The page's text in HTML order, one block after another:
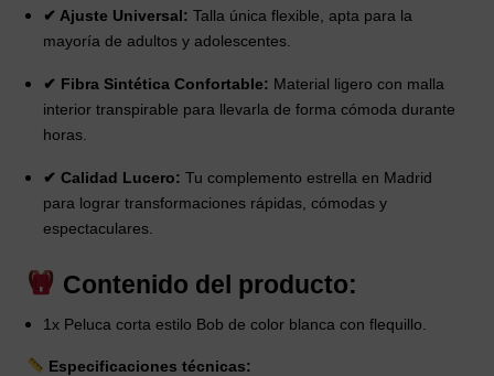
✔ Ajuste Universal: Talla única flexible, apta para la
mayoría de adultos y adolescentes.
✔ Fibra Sintética Confortable: Material ligero con malla
interior transpirable para llevarla de forma cómoda durante
horas.
✔ Calidad Lucero: Tu complemento estrella en Madrid
para lograr transformaciones rápidas, cómodas y
espectaculares.
Contenido del producto:
1x Peluca corta estilo Bob de color blanca con flequillo.
Especificaciones técnicas: